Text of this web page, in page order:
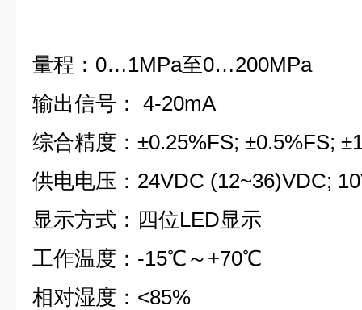
量程：0…1MPa至0…200MPa
输出信号： 4-20mA
综合精度：±0.25%FS; ±0.5%FS;
供电电压：24VDC (12~36)VDC;
显示方式：四位LED显示
工作温度：-15℃～+70℃
相对湿度：<85%